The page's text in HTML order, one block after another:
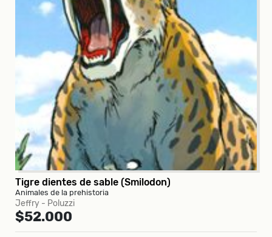
Tigre dientes de sable (Smilodon)
Animales de la prehistoria
Jeffry - Poluzzi
$52.000